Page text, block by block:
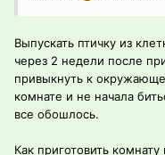
Выпускать птичку из
через 2 недели после
привыкнуть к
комнате и не начала
все обошлось.
Как приготовить